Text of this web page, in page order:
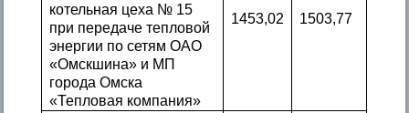
котельная цеха № 15
при передаче тепловой
энергии по сетям ОАО
«Омскшина» и МП
города Омска
«Тепловая компания»
1453,02 1503,77